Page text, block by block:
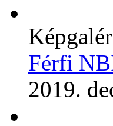
Férfi
2019.